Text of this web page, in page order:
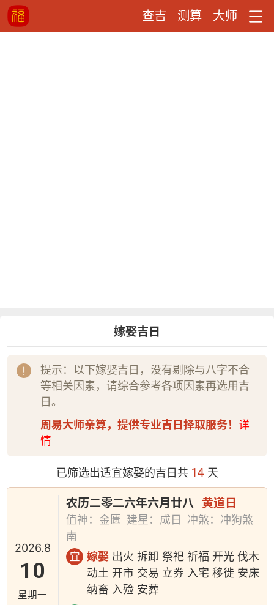
查吉 测算 大师
嫁娶吉日
提示：以下嫁娶吉日，没有剔除与八字不合
等相关因素，请综合参考各项因素再选用吉
日。
周易大师亲算，提供专业吉日择取服务！ 详
情
已筛选出适宜嫁娶的吉日共14 天
2026.8
10
星期一
农历二零二六年六月廿八 黄道日
值神：金匮 建星：成日
冲煞：冲狗煞
南
宜 嫁娶 出火 拆卸 祭祀 祈福 开光 伐木
动土 开市 交易 立券 入宅 移徙 安床
纳畜 入殓 安葬